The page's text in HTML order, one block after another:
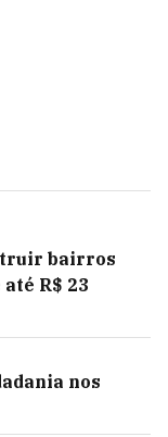
bairros
R$ 23
nos